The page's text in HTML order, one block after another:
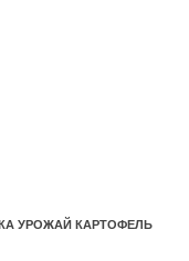
УРОЖАЙ КАРТОФЕЛЬ